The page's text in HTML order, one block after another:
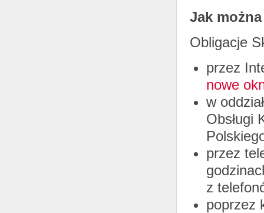
Jak
Obligacje
przez
nowe
w
Obsługi
przez
z
poprzez